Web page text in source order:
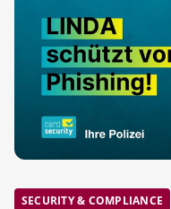
SECURITY & COMPLIANCE